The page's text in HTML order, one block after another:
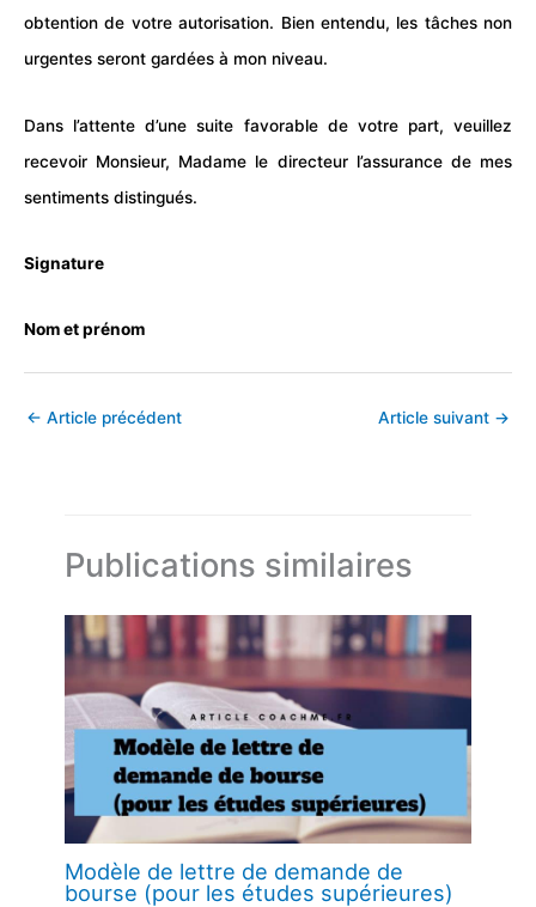
obtention de votre autorisation. Bien entendu, les tâches non
urgentes seront gardées à mon niveau.
Dans l’attente d’une suite favorable de votre part, veuillez
recevoir Monsieur, Madame le directeur l’assurance de mes
sentiments distingués.
Signature
Nom et prénom
← Article précédent Article suivant →
Publications similaires
Modèle de lettre de demande de
bourse (pour les études supérieures)